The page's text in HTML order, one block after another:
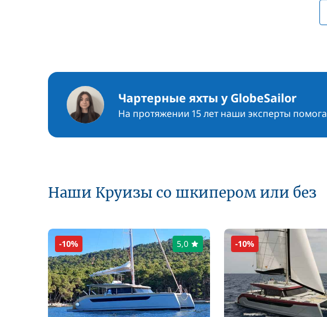
Чартерные яхты у GlobeSailor
На протяжении 15 лет наши эксперты
Наши Круизы со шкипером или без
-10% 5,0 -10%